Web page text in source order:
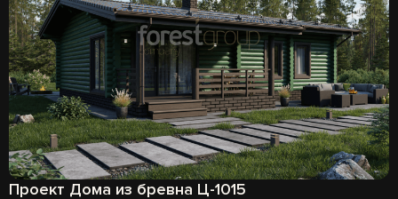
Проект Дома из бревна Ц-1015